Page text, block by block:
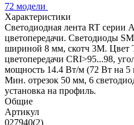
72 модели
Характеристики
Светодиодная лента RT серии
цветопередачи. Светодиоды
шириной 8 мм, скотч 3М.
цветопередачи CRI>95...98,
мощность 14.4 Вт/м (72 Вт на
Мин. отрезок 50 мм, 6
установка на профиль.
Общие
Артикул
027940(2)